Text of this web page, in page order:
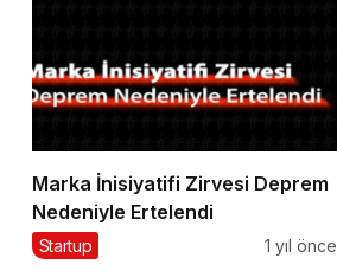
Marka İnisiyatifi Zirvesi Deprem
Nedeniyle Ertelendi
Startup 1 yıl önce